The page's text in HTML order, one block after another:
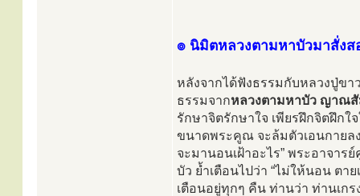
๏ นิมิตหลวงตามหาบัวมาสั่งส
หลังจากได้ฟังธรรมกับหลวงปู่ข
ธรรมจากหลวงตามหาบัว ญาณ
รักษาจิตรักษาใจ เพียรฝึกจิตฝึกใ
ขนาดพระคูณ จะล้มตัวเอนกายล
จะมานอนเฝ้าอะไร” พระอาจา
บัว ย้ำเตือนไปว่า “ไม่ให้นอน ต
เตือนอยู่ทุกๆ คืน ท่านว่า ท่านเก